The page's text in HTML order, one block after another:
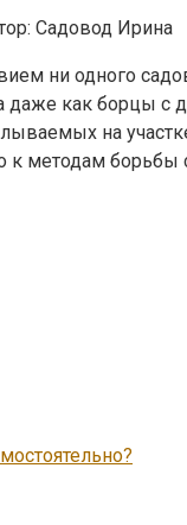
Садовод Ирина
ни одного
даже как борцы
на
методам борьбы